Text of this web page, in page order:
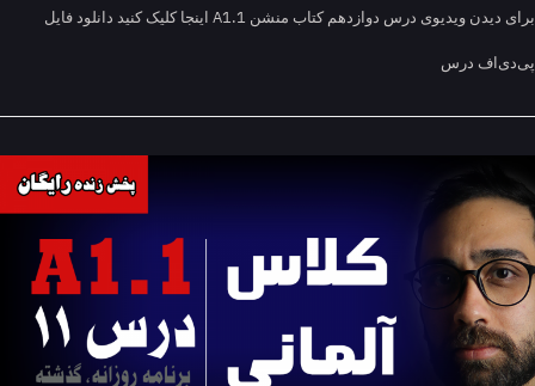
برای دیدن ویدیوی درس دوازدهم کتاب منشن A1.1 اینجا کلیک کنید دانلود فایل
درس